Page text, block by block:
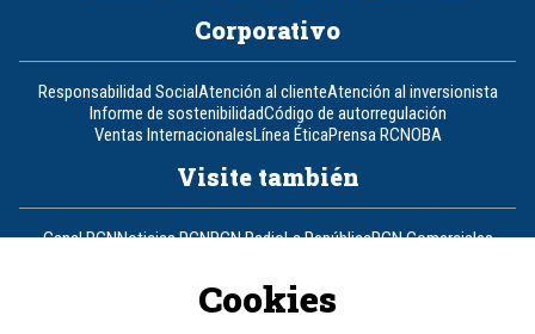
Corporativo
Responsabilidad SocialAtención al clienteAtención al inversionista
Informe de sostenibilidadCódigo de autorregulación
Ventas InternacionalesLínea ÉticaPrensa RCNOBA
Visite también
Canal RCNNoticias RCNRCN RadioLa RepúblicaRCN Comerciales
Un producto de RCN Televisión
Contáctenos
Cookies